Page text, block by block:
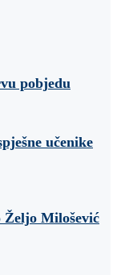
pobjedu
učenike
Željo Milošević